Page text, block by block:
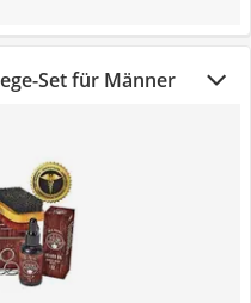
Set für Männer